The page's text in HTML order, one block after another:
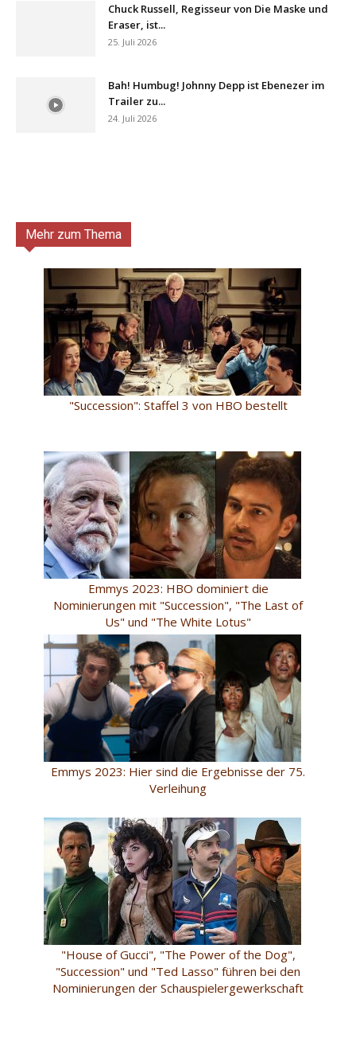
Chuck Russell, Regisseur von Die Maske und
Eraser, ist...
25. Juli 2026
Bah! Humbug! Johnny Depp ist Ebenezer im
Trailer zu...
24. Juli 2026
Mehr zum Thema
"Succession": Staffel 3 von HBO bestellt
Emmys 2023: HBO dominiert die
Nominierungen mit "Succession", "The Last of
Us" und "The White Lotus"
Emmys 2023: Hier sind die Ergebnisse der 75.
Verleihung
"House of Gucci", "The Power of the Dog",
"Succession" und "Ted Lasso" führen bei den
Nominierungen der Schauspielergewerkschaft